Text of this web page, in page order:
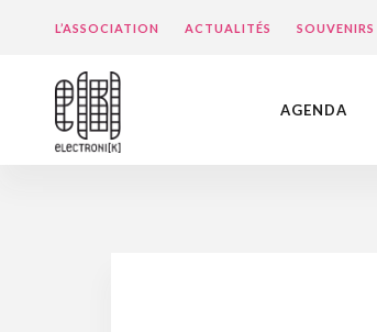
L’ASSOCIATION ACTUALITÉS SOUVENIRS
AGENDA